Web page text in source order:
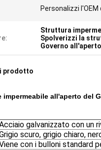
Personalizzi l'OEM
Struttura
Spolverizzi la
Governo
prodotto
impermeabile all'aperto del
galvanizzato con un
scuro, grigio chiaro,
con i bulloni standard